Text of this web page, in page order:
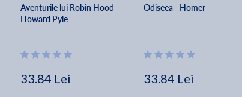
Aventurile lui Robin Hood -
Howard Pyle
33.84 Lei
Odiseea - Homer
33.84 Lei